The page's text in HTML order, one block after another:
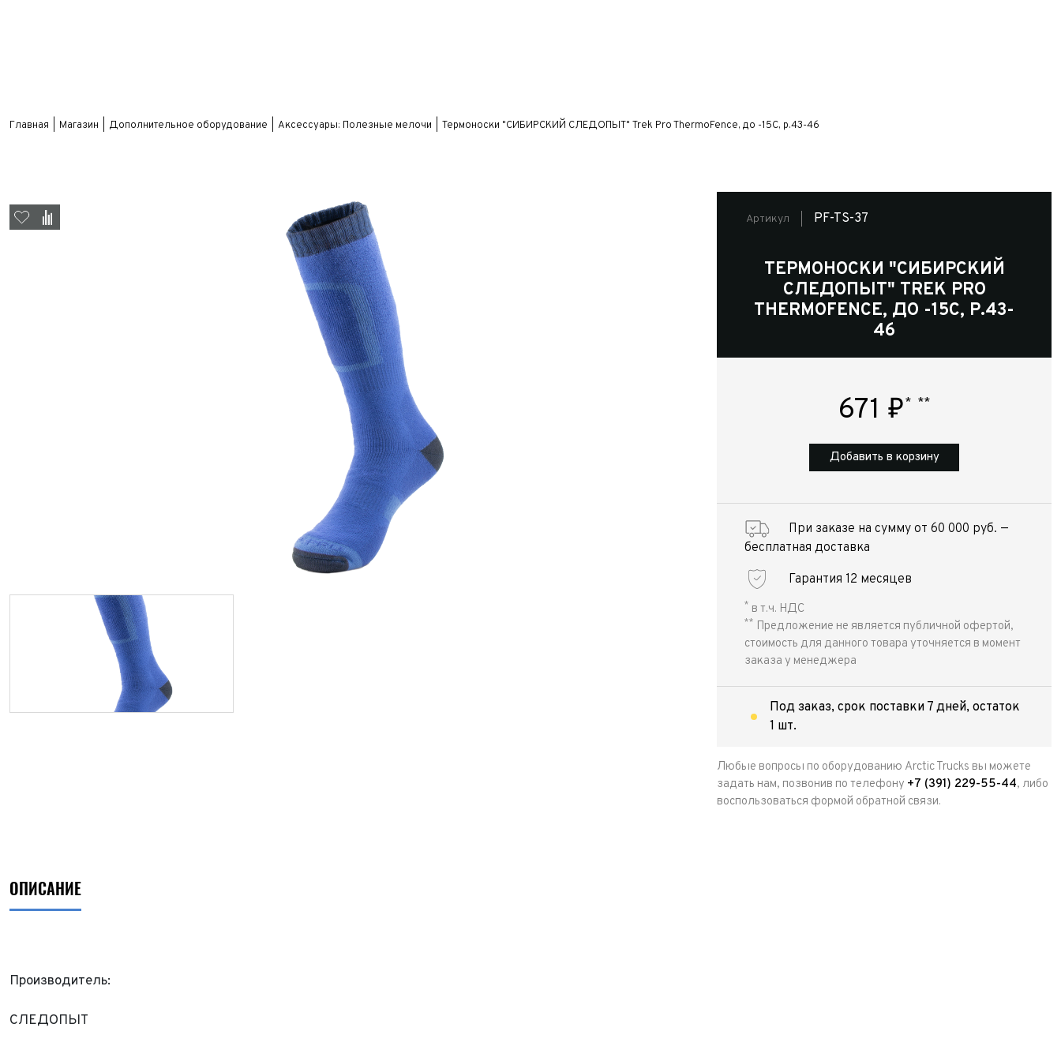
Главная Магазин Дополнительное оборудование Аксессуары: Полезные мелочи Термоноски "CИБИРСКИЙ СЛЕДОПЫТ" Trek Pro ThermoFence, до -15С, р.43-46
Артикул PF-TS-37
ТЕРМОНОСКИ "CИБИРСКИЙ
СЛЕДОПЫТ" TREK PRO
THERMOFENCE, ДО -15С, Р.43-
46
671 ₽* **
Добавить в корзину
При заказе на сумму от 60 000 руб. —
бесплатная доставка
Гарантия 12 месяцев
* в т.ч. НДС
** Предложение не является публичной офертой,
стоимость для данного товара уточняется в момент
заказа у менеджера
Под заказ, срок поставки 7 дней, остаток
1 шт.
Любые вопросы по оборудованию Arctic Trucks вы можете
задать нам, позвонив по телефону +7 (391) 229-55-44, либо
воспользоваться формой обратной связи.
ОПИСАНИЕ
Производитель:
СЛЕДОПЫТ